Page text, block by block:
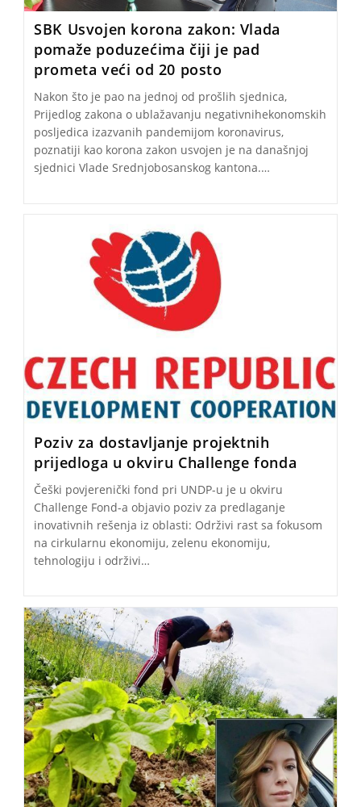
SBK Usvojen korona zakon: Vlada
pomaže poduzećima čiji je pad
prometa veći od 20 posto
Nakon što je pao na jednoj od prošlih sjednica,
Prijedlog zakona o ublažavanju negativnihekonomskih
posljedica izazvanih pandemijom koronavirus,
poznatiji kao korona zakon usvojen je na današnjoj
sjednici Vlade Srednjobosanskog kantona.…
Poziv za dostavljanje projektnih
prijedloga u okviru Challenge fonda
Češki povjerenički fond pri UNDP-u je u okviru
Challenge Fond-a objavio poziv za predlaganje
inovativnih rešenja iz oblasti: Održivi rast sa fokusom
na cirkularnu ekonomiju, zelenu ekonomiju,
tehnologiju i održivi…